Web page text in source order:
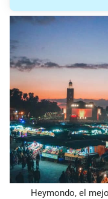
Heymondo, el